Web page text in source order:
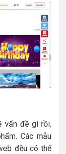
vấn đề gì rồi.
Các mẫu
đều có thể